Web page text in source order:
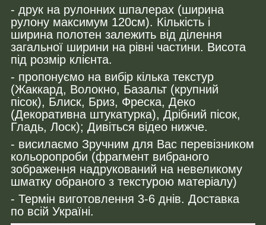
- друк на рулонних шпалерах (ширина
рулону максимум 120см). Кількість і
ширина полотен залежить від ділення
загальної ширини на рівні частини. Висота
під розмір клієнта.
- пропонуємо на вибір кілька текстур
(Жаккард, Волокно, Базальт (крупний
пісок), Блиск, Бриз, Фреска, Деко
(Декоративна штукатурка), Дрібний пісок,
Гладь, Лоск); Дивіться відео нижче.
- висилаємо Зручним для Вас перевізником
кольоропроби (фрагмент вибраного
зображення надрукований на невеликому
шматку обраного з текстурою матеріалу)
- Термін виготовлення 3-6 днів. Доставка
по всій Україні.